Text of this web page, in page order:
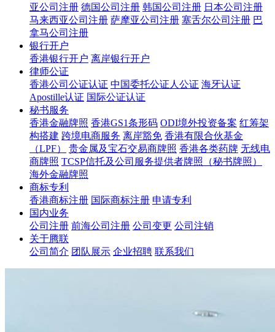
亚公司注册 德国公司注册 韩国公司注册 日本公司注册
马来西亚公司注册 萨摩亚公司注册 塞舌尔公司注册 巴
拿马公司注册
银行开户
香港银行开户 离岸银行开户
律师公证
香港公司公证认证 中国委托公证人公证 海牙认证
Apostille认证 国际公证认证
秘书服务
香港金融牌照 香港GS1条形码 ODI境外投资备案 红筹架
构搭建 跨境电商服务 离岸豁免 香港有限合伙基金
（LPF）
贵金属及宝石交易商牌照 香港各类药牌 无线电
商牌照 TCSP信托及公司服务提供者牌照（秘书牌照）
海外金融牌照
商标专利
香港商标注册 国际商标注册 申请专利
国内业务
公司注册 前海公司注册 公司变更 公司注销
关于腾联
公司简介 团队展示 企业招聘 联系我们